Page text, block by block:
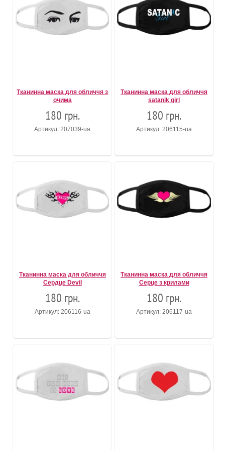
Тканинна маска для обличчя з
очима
180 грн.
Артикул: 207039-ua
Тканинна маска для обличчя
satanik girl
180 грн.
Артикул: 206115-ua
Тканинна маска для обличчя
Сердце Devil
180 грн.
Артикул: 206116-ua
Тканинна маска для обличчя
Серце з крилами
180 грн.
Артикул: 206117-ua